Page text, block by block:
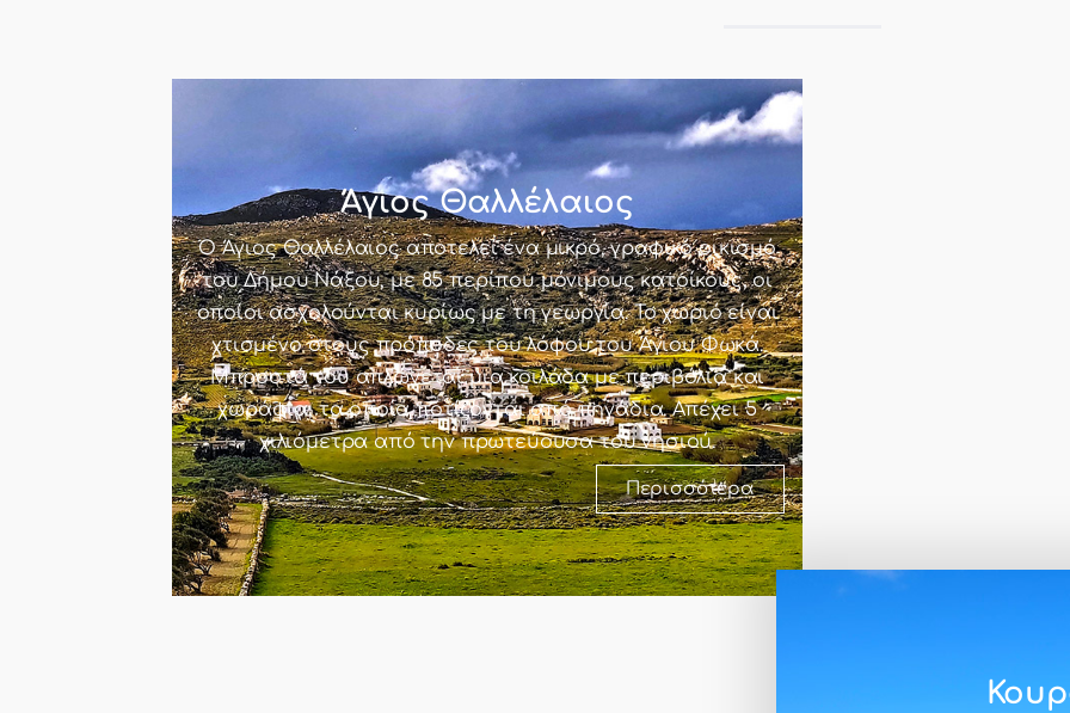
Άγιος Θαλλέλαιος
Ο Άγιος Θαλλέλαιος αποτελεί ένα μικρό, γραφικό οικισμό
του Δήμου Νάξου, με 85 περίπου μόνιμους κατοίκους, οι
οποίοι ασχολούνται κυρίως με τη γεωργία. Το χωριό είναι
χτισμένο στους πρόποδες του λόφου του Άγιου Φωκά.
Μπροστά του απλώνεται μια κοιλάδα με περιβόλια και
χωράφια, τα οποία ποτίζονται από πηγάδια. Απέχει 5
χιλιόμετρα από την πρωτεύουσα του νησιού.
Περισσότερα